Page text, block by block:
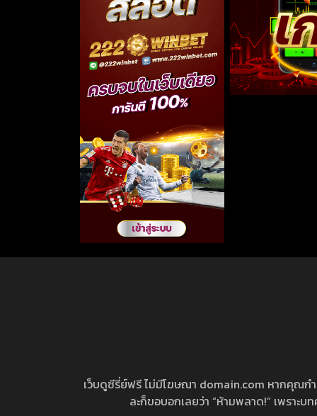
เว็บดูซีรี่ย์ฟรี ไม่มีโฆษณา domain.com หากคุณก
ละก็ขอบอกเลยว่า “ห้ามพลาด!” เพราะ